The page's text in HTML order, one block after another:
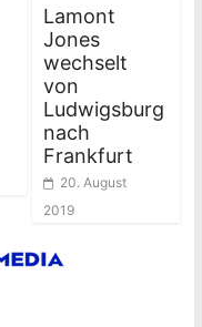
Lamont
Jones
wechselt
von
Ludwigsburg
nach
Frankfurt
20. August
2019